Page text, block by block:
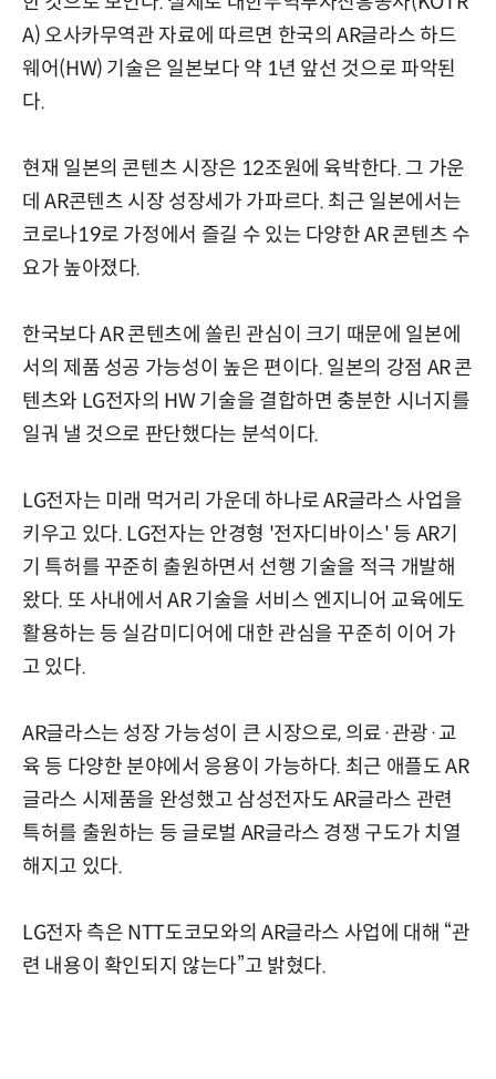
A) 오사카무역관 자료에 따르면 한국의 AR글라스 하드
웨어(HW) 기술은 일본보다 약 1년 앞선 것으로 파악된
다.
현재 일본의 콘텐츠 시장은 12조원에 육박한다. 그 가운
데 AR콘텐츠 시장 성장세가 가파르다. 최근 일본에서는
코로나19로 가정에서 즐길 수 있는 다양한 AR 콘텐츠 수
요가 높아졌다.
한국보다 AR 콘텐츠에 쏠린 관심이 크기 때문에 일본에
서의 제품 성공 가능성이 높은 편이다. 일본의 강점 AR 콘
텐츠와 LG전자의 HW 기술을 결합하면 충분한 시너지를
일궈 낼 것으로 판단했다는 분석이다.
LG전자는 미래 먹거리 가운데 하나로 AR글라스 사업을
키우고 있다. LG전자는 안경형 '전자디바이스' 등 AR기
기 특허를 꾸준히 출원하면서 선행 기술을 적극 개발해
왔다. 또 사내에서 AR 기술을 서비스 엔지니어 교육에도
활용하는 등 실감미디어에 대한 관심을 꾸준히 이어 가
고 있다.
AR글라스는 성장 가능성이 큰 시장으로, 의료·관광·교
육 등 다양한 분야에서 응용이 가능하다. 최근 애플도 AR
글라스 시제품을 완성했고 삼성전자도 AR글라스 관련
특허를 출원하는 등 글로벌 AR글라스 경쟁 구도가 치열
해지고 있다.
LG전자 측은 NTT도코모와의 AR글라스 사업에 대해 “관
련 내용이 확인되지 않는다”고 밝혔다.